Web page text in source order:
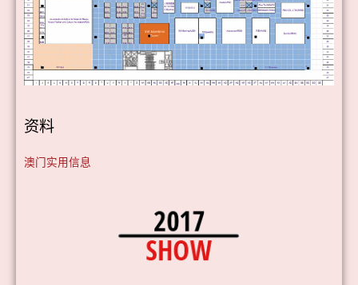
资料
澳门实用信息